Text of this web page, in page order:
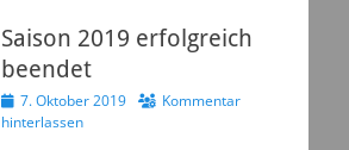
Saison 2019 erfolgreich
beendet
Veröffentlicht
am
7. Oktober 2019
Kommentar
hinterlassen